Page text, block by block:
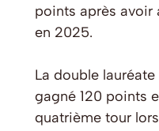
points après
en 2025.
La double
gagné 120 points
quatrième tour